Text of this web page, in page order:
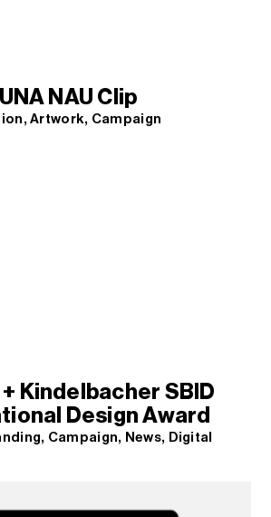
UNA NAU Clip
Artwork Campaign
+ Kindelbacher SBID
Design Award
Campaign News Digital